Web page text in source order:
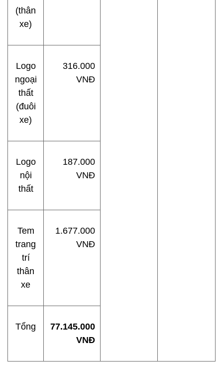
(thân
xe)
Logo
ngoại
thất
(đuôi
xe)
316.000
VNĐ
Logo
nội
thất
187.000
VNĐ
Tem
trang
trí
thân
xe
1.677.000
VNĐ
Tổng
77.145.000
VNĐ